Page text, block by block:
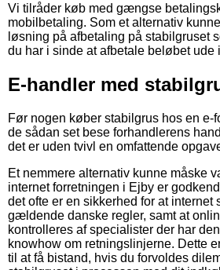
Vi tilråder køb med gængse
mobilbetaling. Som et alternativ
løsning på afbetaling på stabilgruset
du har i sinde at afbetale beløbet ude
E-handler med
Før nogen køber stabilgrus hos en e-
de sådan set bese forhandlerens
det er uden tvivl en omfattende
Et nemmere alternativ kunne måske
internet forretningen i Ejby er
det ofte er en sikkerhed for at internet
gældende danske regler, samt at
kontrolleres af specialister der har
knowhow om retningslinjerne. Dette
til at få bistand, hvis du forvoldes